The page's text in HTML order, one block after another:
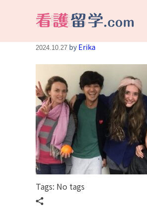
看護留学.com
World Avenueは海外就職、 永住を目指す看護留学をサポートします !
体験談3
2024.10.27 by Erika
Tags: No tags